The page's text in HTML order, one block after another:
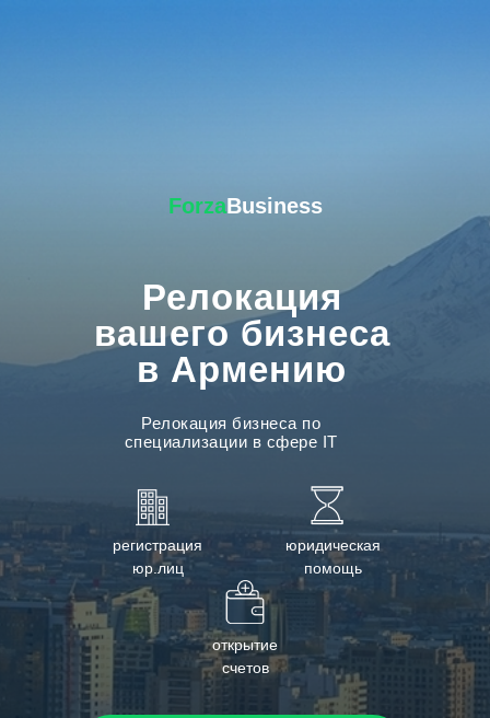
Релокация
вашего бизнеса
в Армению
Релокация бизнеса по
специализации в сфере IT
юридическая
помощь
открытие
счетов
регистрация
юр.лиц
ForzaBusiness